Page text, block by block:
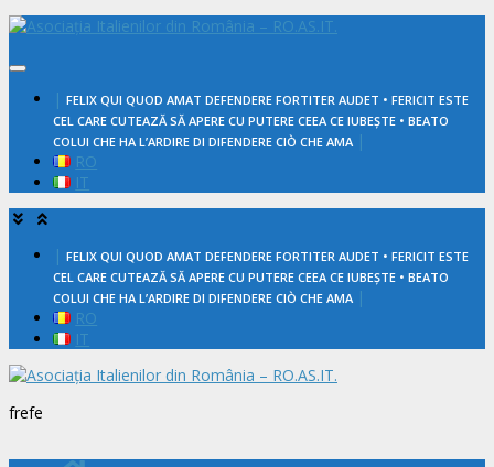
Skip
content
| FELIX QUI QUOD AMAT DEFENDERE FORTITER AUDET • FERICIT ESTE
CEL CARE CUTEAZĂ SĂ APERE CU PUTERE CEEA CE IUBEȘTE • BEATO
COLUI CHE HA L’ARDIRE DI DIFENDERE CIÒ CHE AMA |
RO
IT
| FELIX QUI QUOD AMAT DEFENDERE FORTITER AUDET • FERICIT ESTE
CEL CARE CUTEAZĂ SĂ APERE CU PUTERE CEEA CE IUBEȘTE • BEATO
COLUI CHE HA L’ARDIRE DI DIFENDERE CIÒ CHE AMA |
RO
IT
frefe